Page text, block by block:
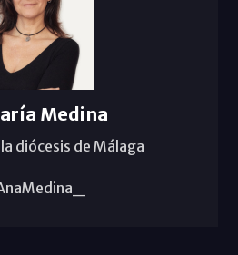
Medina
diócesis de Málaga